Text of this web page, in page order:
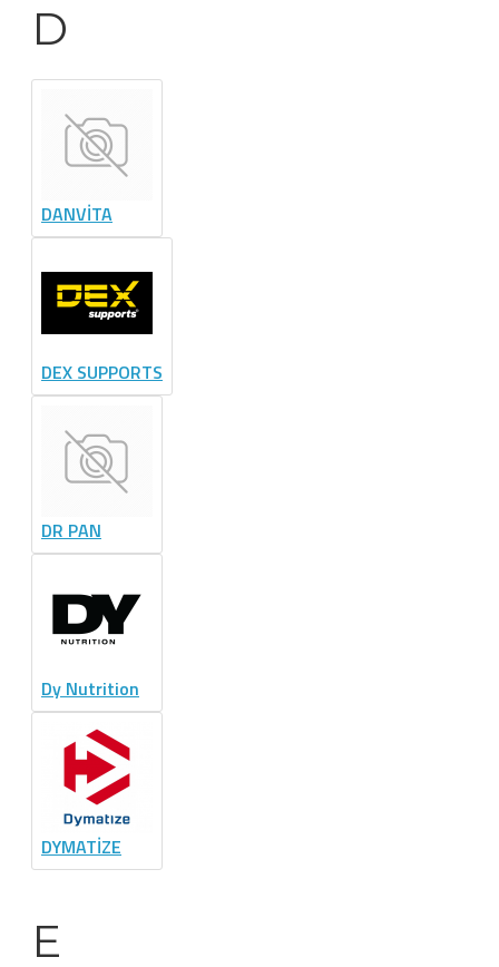
D
DANVİTA
DEX SUPPORTS
DR PAN
Dy Nutrition
DYMATİZE
E